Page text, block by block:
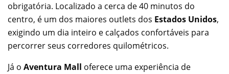
obrigatória. Localizado a cerca de 40 minutos do
centro, é um dos maiores outlets dos Estados Unidos,
exigindo um dia inteiro e calçados confortáveis para
percorrer seus corredores quilométricos.
Já o Aventura Mall oferece uma experiência de